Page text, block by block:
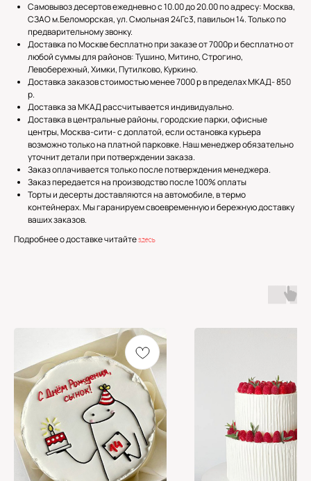
Самовывоз десертов ежедневно с 10.00 до 20.00 по адресу: Москва,
СЗАО м.Беломорская, ул. Смольная 24Гс3, павильон 14. Только по
предварительному звонку.
Доставка по Москве бесплатно при заказе от 7000р и бесплатно от
любой суммы для районов: Тушино, Митино, Строгино,
Левобережный, Химки, Путилково, Куркино.
Доставка заказов стоимостью менее 7000 р в пределах МКАД- 850
р.
Доставка за МКАД рассчитывается индивидуально.
Доставка в центральные районы, городские парки, офисные
центры, Москва-сити- с доплатой, если остановка курьера
возможно только на платной парковке. Наш менеджер обязательно
уточнит детали при потверждении заказа.
Заказ оплачивается только после потверждения менеджера.
Заказ передается на производство после 100% оплаты
Торты и десерты доставляются на автомобиле, в термо
контейнерах. Мы гаранируем своевременную и бережную доставку
ваших заказов.
Подробнее о доставке читайтездесь
Написать в Whatsapp
Не хотите ждать? Мы всегда на связи